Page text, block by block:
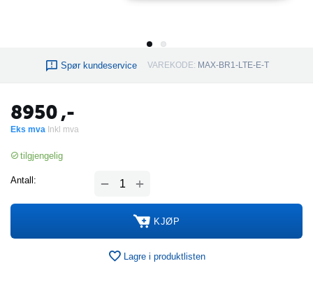
Spør kundeservice VAREKODE: MAX-BR1-LTE-E-T
8950,-
Eks mva Inkl mva
tilgjengelig
Antall: +
−
KJØP
Lagre i produktlisten